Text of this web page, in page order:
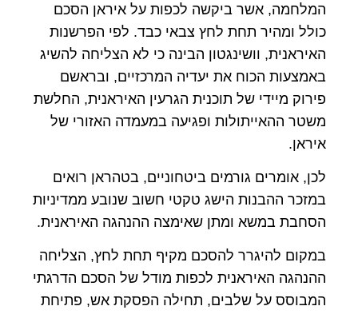
המלחמה, אשר ביקשה לכפות על איראן הסכם
כולל ומהיר תחת לחץ צבאי כבד. לפי הפרשנות
האיראנית, וושינגטון הבינה כי לא הצליחה להשיג
באמצעות הכוח את יעדיה המרכזיים, ובראשם
פירוק מיידי של תוכנית הגרעין האיראנית, החלשת
משטר ההאייתולות ופגיעה במעמדה האזורי של
איראן.
לכן, אומרים גורמים ביטחוניים, בטהראן רואים
במזכר ההבנות הישג טקטי חשוב שנובע ממדיניות
הסחבת במשא ומתן שאימצה ההנהגה האיראנית.
במקום להיגרר להסכם מקיף תחת לחץ, הצליחה
ההנהגה האיראנית לכפות מודל של הסכם הדרגתי
המבוסס על שלבים, תחילה הפסקת אש, פתיחת